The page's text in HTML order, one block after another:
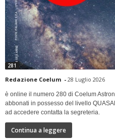
281
Redazione Coelum - 28 Luglio 2026
è online il numero 280 di Coelum
abbonati in possesso del livello
ad accedere contatta la segreteria.
Continua a leggere